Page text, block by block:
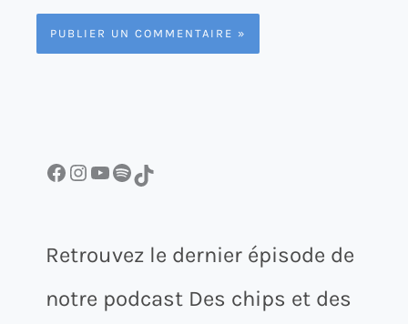
Facebook InstagramYouTube Spotify TikTok
Retrouvez le dernier épisode de
notre podcast Des chips et des